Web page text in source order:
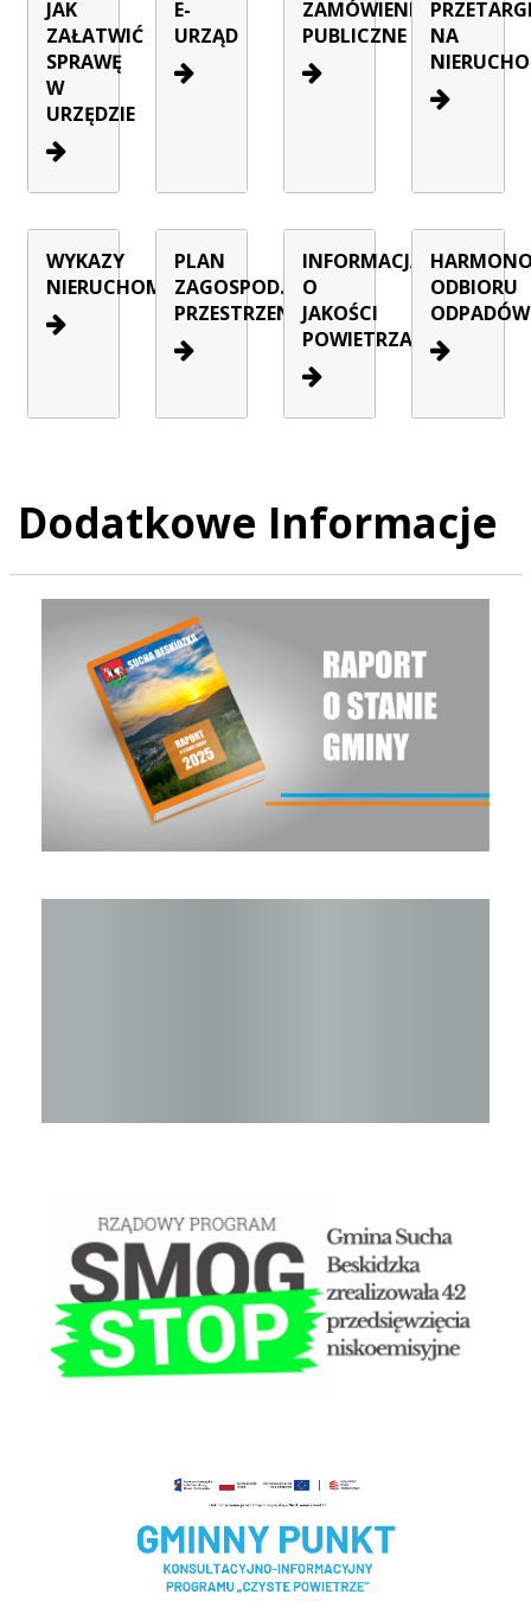
JAK
ZAŁATWIĆ
SPRAWĘ
W
URZĘDZIE
E-
URZĄD
ZAMÓWIENIA
PUBLICZNE
NA
WYKAZY
NIERUCHOMOŚCI
PLAN
ZAGOSPOD.
PRZESTRZENNEGO
INFORMACJA
O
JAKOŚCI
POWIETRZA
ODBIORU
ODPADÓW
Dodatkowe Informacje